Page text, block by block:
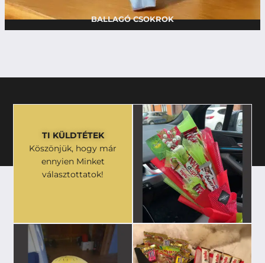
BALLAGÓ CSOKROK
TI KÜLDTÉTEK
Köszönjük, hogy már
ennyien Minket
választottatok!